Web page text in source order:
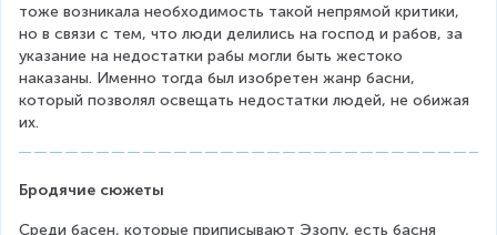
тоже возникала необходимость такой непрямой критики,
но в связи с тем, что люди делились на господ и рабов, за
указание на недостатки рабы могли быть жестоко
наказаны. Именно тогда был изобретен жанр басни,
который позволял освещать недостатки людей, не обижая
их.
Бродячие сюжеты
Среди басен, которые приписывают Эзопу, есть басня